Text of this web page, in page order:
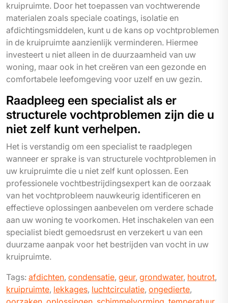
kruipruimte. Door het toepassen van vochtwerende
materialen zoals speciale coatings, isolatie en
afdichtingsmiddelen, kunt u de kans op vochtproblemen
in de kruipruimte aanzienlijk verminderen. Hiermee
investeert u niet alleen in de duurzaamheid van uw
woning, maar ook in het creëren van een gezonde en
comfortabele leefomgeving voor uzelf en uw gezin.
Raadpleeg een specialist als er
structurele vochtproblemen zijn die u
niet zelf kunt verhelpen.
Het is verstandig om een specialist te raadplegen
wanneer er sprake is van structurele vochtproblemen in
uw kruipruimte die u niet zelf kunt oplossen. Een
professionele vochtbestrijdingsexpert kan de oorzaak
van het vochtprobleem nauwkeurig identificeren en
effectieve oplossingen aanbevelen om verdere schade
aan uw woning te voorkomen. Het inschakelen van een
specialist biedt gemoedsrust en verzekert u van een
duurzame aanpak voor het bestrijden van vocht in uw
kruipruimte.
Tags: afdichten, condensatie, geur, grondwater, houtrot,
kruipruimte, lekkages, luchtcirculatie, ongedierte,